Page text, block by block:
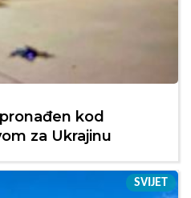
kod
za Ukrajinu
SVIJET